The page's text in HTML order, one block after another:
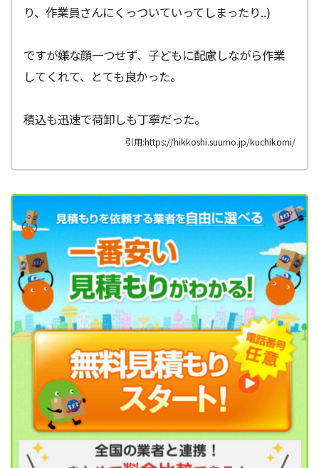
り、作業員さんにくっついていってしまったり..)
ですが嫌な顔一つせず、子どもに配慮しながら作業
してくれて、とても良かった。
積込も迅速で荷卸しも丁寧だった。
引用:https://hikkoshi.suumo.jp/kuchikomi/